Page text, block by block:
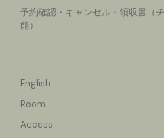
予約確認・キャンセル ・領収書（
能）
English
Room
Access